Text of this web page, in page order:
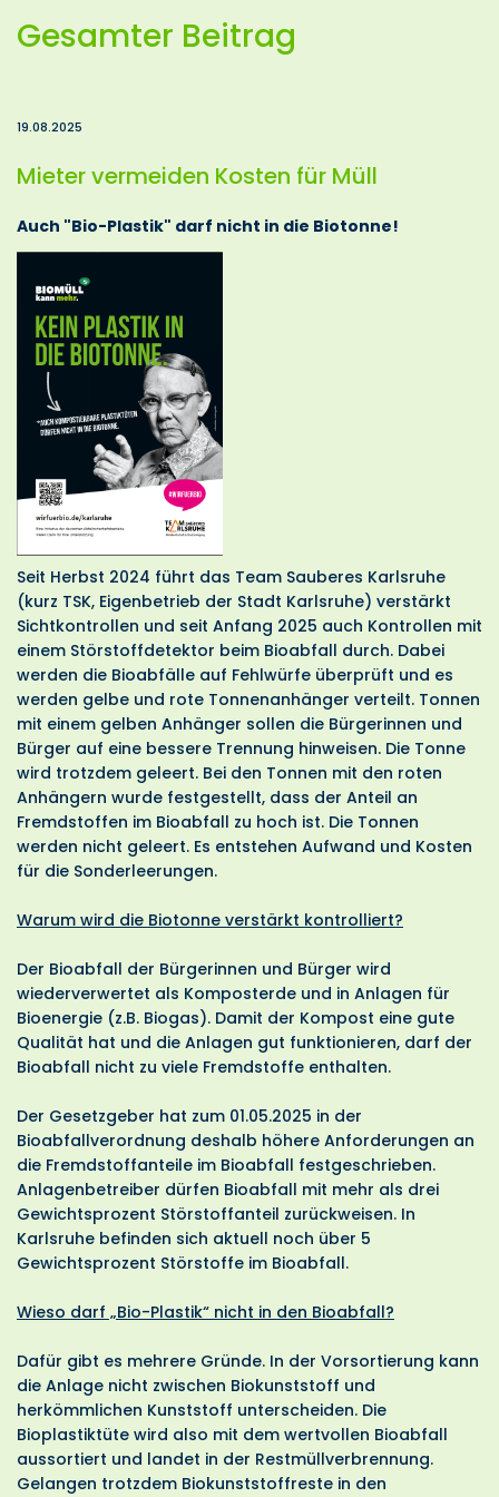
Gesamter Beitrag
19.08.2025
Mieter vermeiden Kosten für Müll
Auch "Bio-Plastik" darf nicht in die Biotonne!
Seit Herbst 2024 führt das Team Sauberes Karlsruhe
(kurz TSK, Eigenbetrieb der Stadt Karlsruhe) verstärkt
Sichtkontrollen und seit Anfang 2025 auch Kontrollen mit
einem Störstoffdetektor beim Bioabfall durch. Dabei
werden die Bioabfälle auf Fehlwürfe überprüft und es
werden gelbe und rote Tonnenanhänger verteilt. Tonnen
mit einem gelben Anhänger sollen die Bürgerinnen und
Bürger auf eine bessere Trennung hinweisen. Die Tonne
wird trotzdem geleert. Bei den Tonnen mit den roten
Anhängern wurde festgestellt, dass der Anteil an
Fremdstoffen im Bioabfall zu hoch ist. Die Tonnen
werden nicht geleert. Es entstehen Aufwand und Kosten
für die Sonderleerungen.
Warum wird die Biotonne verstärkt kontrolliert?
Der Bioabfall der Bürgerinnen und Bürger wird
wiederverwertet als Komposterde und in Anlagen für
Bioenergie (z.B. Biogas). Damit der Kompost eine gute
Qualität hat und die Anlagen gut funktionieren, darf der
Bioabfall nicht zu viele Fremdstoffe enthalten.
Der Gesetzgeber hat zum 01.05.2025 in der
Bioabfallverordnung deshalb höhere Anforderungen an
die Fremdstoffanteile im Bioabfall festgeschrieben.
Anlagenbetreiber dürfen Bioabfall mit mehr als drei
Gewichtsprozent Störstoffanteil zurückweisen. In
Karlsruhe befinden sich aktuell noch über 5
Gewichtsprozent Störstoffe im Bioabfall.
Wieso darf „Bio-Plastik“ nicht in den Bioabfall?
Dafür gibt es mehrere Gründe. In der Vorsortierung kann
die Anlage nicht zwischen Biokunststoff und
herkömmlichen Kunststoff unterscheiden. Die
Bioplastiktüte wird also mit dem wertvollen Bioabfall
aussortiert und landet in der Restmüllverbrennung.
Gelangen trotzdem Biokunststoffreste in den